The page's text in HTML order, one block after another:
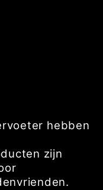
hebben
zijn